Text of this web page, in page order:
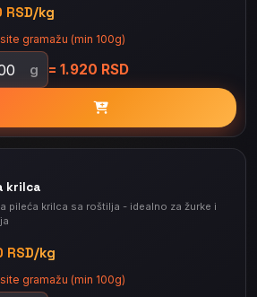
RSD/kg
gramažu (min 100g)
g = 1.920 RSD
krilca
pileća krilca sa roštilja - idealno za žurke i
RSD/kg
gramažu (min 100g)